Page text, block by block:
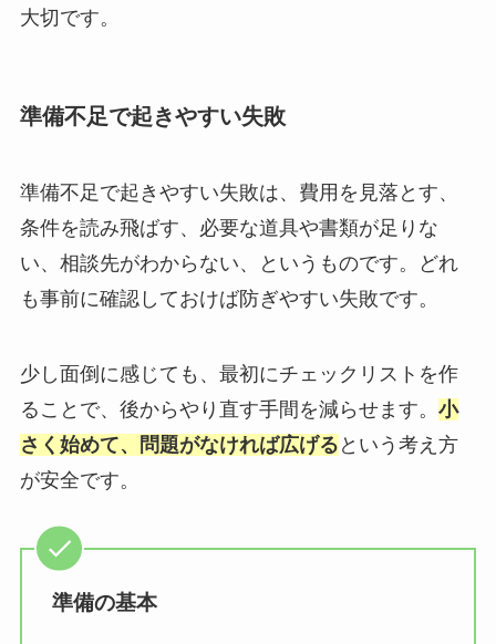
大切です。
準備不足で起きやすい失敗
準備不足で起きやすい失敗は、費用を見落とす、
条件を読み飛ばす、必要な道具や書類が足りな
い、相談先がわからない、というものです。どれ
も事前に確認しておけば防ぎやすい失敗です。
少し面倒に感じても、最初にチェックリストを作
ることで、後からやり直す手間を減らせます。 小
さく始めて、問題がなければ広げる という考え方
が安全です。
準備の基本